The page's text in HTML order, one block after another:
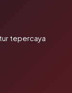
tepercaya